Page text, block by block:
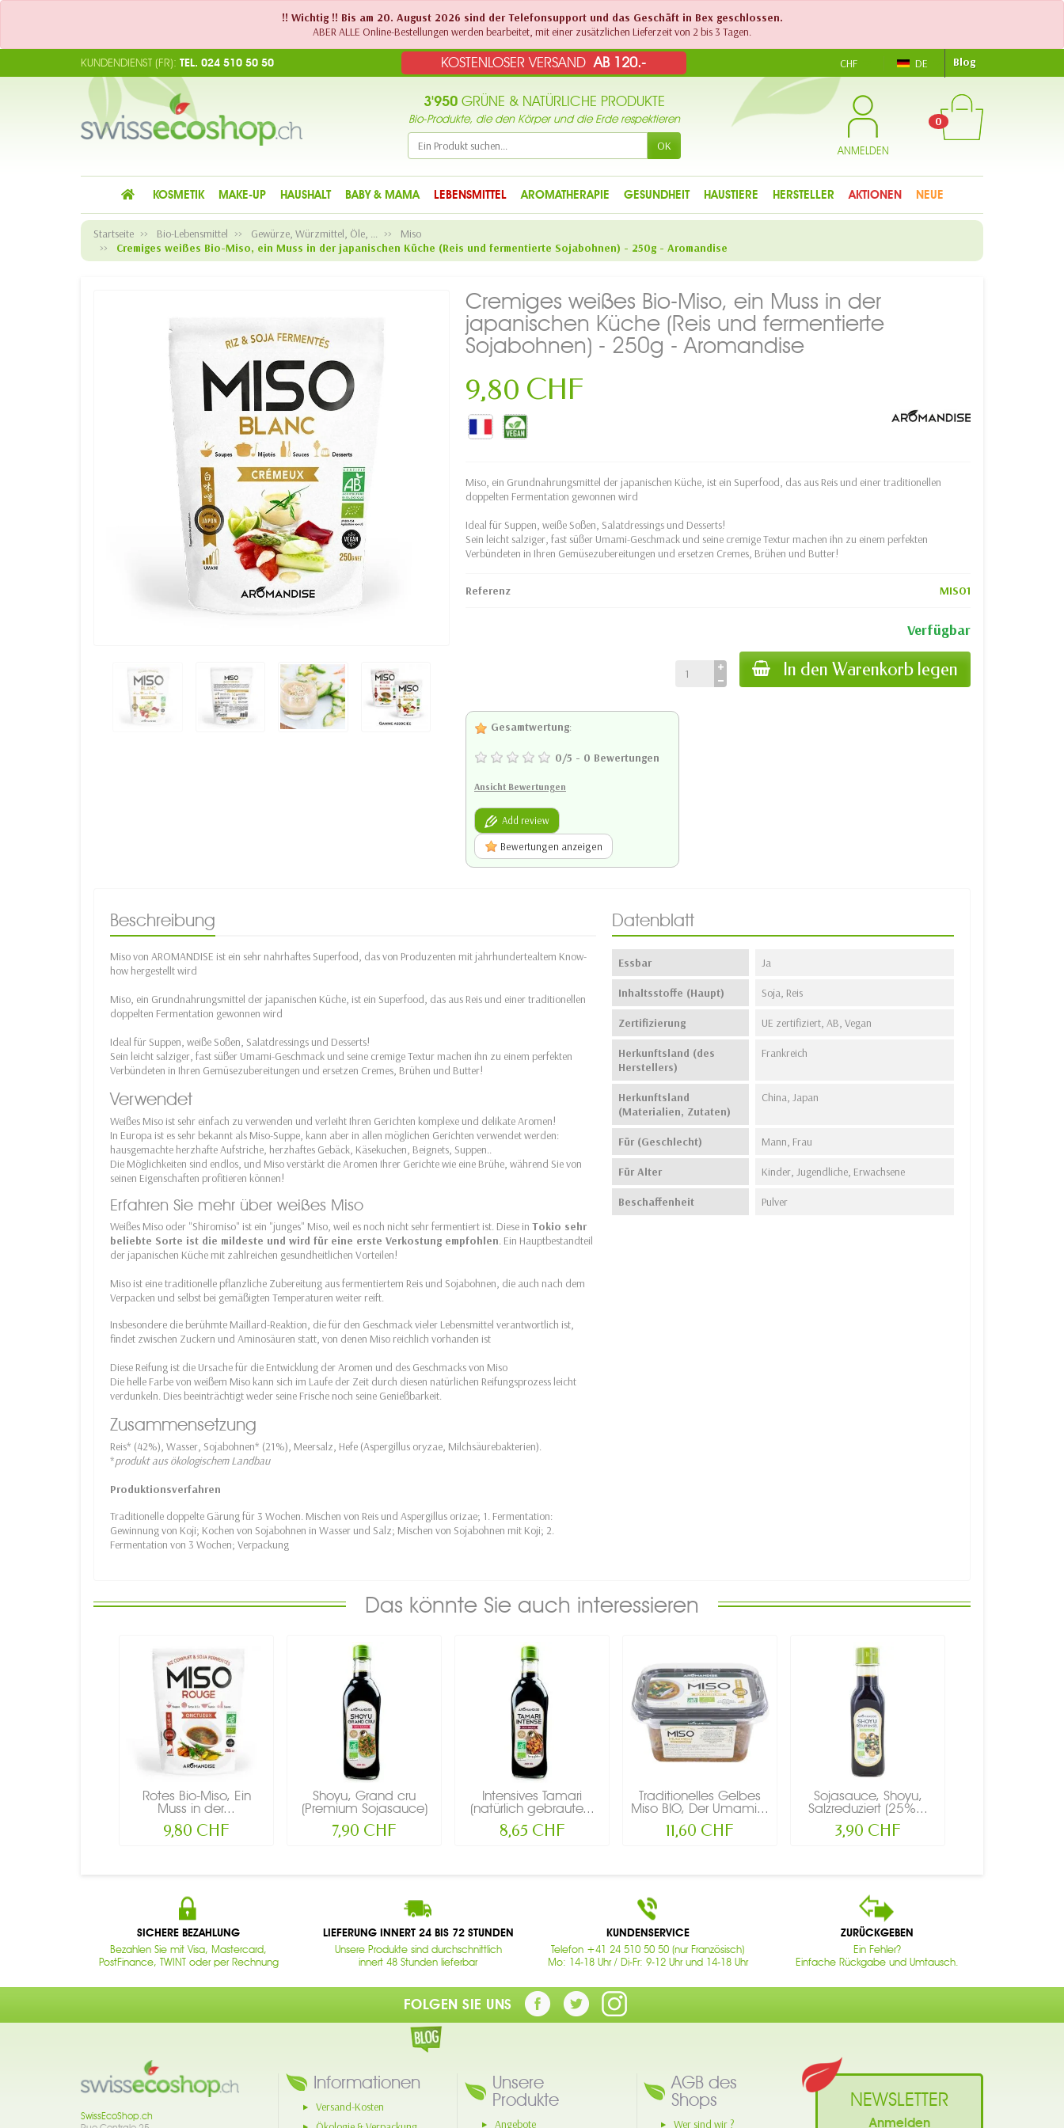
!! Wichtig !! Bis am 20. August 2026 sind der Telefonsupport und das Geschäft in Bex geschlossen.
ABER ALLE Online-Bestellungen werden bearbeitet, mit einer zusätzlichen Lieferzeit von 2 bis 3 Tagen.
KOSTENLOSER VERSANDAB 120.-
KUNDENDIENST (FR): TEL. 024 510 50 50 CHF DE Blog
3'950GRÜNE & NATÜRLICHE PRODUKTE
Bio-Produkte, die den Körper und die Erde respektieren
OK ANMELDEN
0
KOSMETIK MAKE-UP HAUSHALT BABY & MAMA LEBENSMITTEL AROMATHERAPIE GESUNDHEIT HAUSTIERE HERSTELLER AKTIONEN NEUE
Startseite Bio-Lebensmittel Gewürze, Würzmittel, Öle, ...
Miso
Cremiges weißes Bio-Miso, ein Muss in der japanischen Küche (Reis und fermentierte Sojabohnen) - 250g - Aromandise
Cremiges weißes Bio-Miso, ein Muss in der
japanischen Küche (Reis und fermentierte
Sojabohnen) - 250g - Aromandise
9,80 CHF
Miso, ein Grundnahrungsmittel der japanischen Küche, ist ein Superfood, das aus Reis und einer traditionellen
doppelten Fermentation gewonnen wird
Ideal für Suppen, weiße Soßen, Salatdressings und Desserts!
Sein leicht salziger, fast süßer Umami-Geschmack und seine cremige Textur machen ihn zu einem perfekten
Verbündeten in Ihren Gemüsezubereitungen und ersetzen Cremes, Brühen und Butter!
Referenz MISO1
Verfügbar
In den Warenkorb legen
Gesamtwertung:
0/5 - 0 Bewertungen
Ansicht Bewertungen
Add review
Bewertungen anzeigen
Beschreibung
Miso von AROMANDISE ist ein sehr nahrhaftes Superfood, das von Produzenten mit jahrhundertealtem Know-
how hergestellt wird
Miso, ein Grundnahrungsmittel der japanischen Küche, ist ein Superfood, das aus Reis und einer traditionellen
doppelten Fermentation gewonnen wird
Ideal für Suppen, weiße Soßen, Salatdressings und Desserts!
Sein leicht salziger, fast süßer Umami-Geschmack und seine cremige Textur machen ihn zu einem perfekten
Verbündeten in Ihren Gemüsezubereitungen und ersetzen Cremes, Brühen und Butter!
Verwendet
Weißes Miso ist sehr einfach zu verwenden und verleiht Ihren Gerichten komplexe und delikate Aromen!
In Europa ist es sehr bekannt als Miso-Suppe, kann aber in allen möglichen Gerichten verwendet werden:
hausgemachte herzhafte Aufstriche, herzhaftes Gebäck, Käsekuchen, Beignets, Suppen..
Die Möglichkeiten sind endlos, und Miso verstärkt die Aromen Ihrer Gerichte wie eine Brühe, während Sie von
seinen Eigenschaften profitieren können!
Erfahren Sie mehr über weißes Miso
Weißes Miso oder "Shiromiso" ist ein "junges" Miso, weil es noch nicht sehr fermentiert ist. Diese in Tokio sehr
beliebte Sorte ist die mildeste und wird für eine erste Verkostung empfohlen . Ein Hauptbestandteil
der japanischen Küche mit zahlreichen gesundheitlichen Vorteilen!
Miso ist eine traditionelle pflanzliche Zubereitung aus fermentiertem Reis und Sojabohnen, die auch nach dem
Verpacken und selbst bei gemäßigten Temperaturen weiter reift.
Insbesondere die berühmte Maillard-Reaktion, die für den Geschmack vieler Lebensmittel verantwortlich ist,
findet zwischen Zuckern und Aminosäuren statt, von denen Miso reichlich vorhanden ist
Diese Reifung ist die Ursache für die Entwicklung der Aromen und des Geschmacks von Miso
Die helle Farbe von weißem Miso kann sich im Laufe der Zeit durch diesen natürlichen Reifungsprozess leicht
verdunkeln. Dies beeinträchtigt weder seine Frische noch seine Genießbarkeit.
Zusammensetzung
Reis* (42%), Wasser, Sojabohnen* (21%), Meersalz, Hefe (Aspergillus oryzae, Milchsäurebakterien).
*produkt aus ökologischem Landbau
Produktionsverfahren
Traditionelle doppelte Gärung für 3 Wochen. Mischen von Reis und Aspergillus orizae; 1. Fermentation:
Gewinnung von Koji; Kochen von Sojabohnen in Wasser und Salz; Mischen von Sojabohnen mit Koji; 2.
Fermentation von 3 Wochen; Verpackung
Datenblatt
Essbar Ja
Inhaltsstoffe (Haupt) Soja, Reis
Zertifizierung UE zertifiziert, AB, Vegan
Herkunftsland (des
Herstellers)
Frankreich
Herkunftsland
(Materialien, Zutaten)
China, Japan
Für (Geschlecht) Mann, Frau
Für Alter Kinder, Jugendliche, Erwachsene
Beschaffenheit Pulver
Das könnte Sie auch interessieren
Rotes Bio-Miso, Ein
Muss in der...
9,80 CHF
Shoyu, Grand cru
(Premium Sojasauce)
-...
7,90 CHF
Intensives Tamari
(natürlich gebraute...
8,65 CHF
Traditionelles Gelbes
Miso BIO, Der Umami...
11,60 CHF
Sojasauce, Shoyu,
Salzreduziert (25%...
3,90 CHF
SICHERE BEZAHLUNG
Bezahlen Sie mit Visa, Mastercard,
PostFinance, TWINT oder per Rechnung
LIEFERUNG INNERT 24 BIS 72 STUNDEN
Unsere Produkte sind durchschnittlich
innert 48 Stunden lieferbar
KUNDENSERVICE
Telefon +41 24 510 50 50 (nur Französisch)
Mo: 14-18 Uhr / Di-Fr: 9-12 Uhr und 14-18 Uhr
ZURÜCKGEBEN
Ein Fehler?
Einfache Rückgabe und Umtausch.
FOLGEN SIE UNS
SwissEcoShop.ch
Informationen
Versand-Kosten
Unsere
Produkte
Angebote
AGB des
Shops
Wer sind wir ?
NEWSLETTER
Anmelden